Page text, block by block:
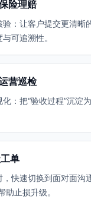
险理赔
：让客户提交更清晰
可追溯性。
营巡检
：把“验收过程”沉淀
单
，快速切换到面对面沟
助止损升级。